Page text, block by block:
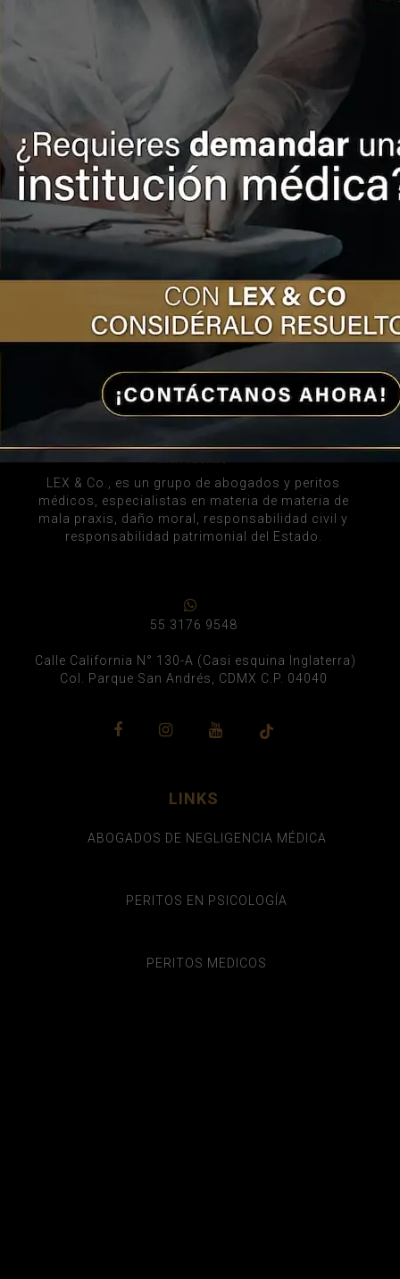
¿Cuál es la indemnización por mal diagnóstico
médico?
7 septiembre, 2023
Negligencia médica en gestación subrogada
5 agosto, 2020
¿A qué edad me puedo jubilar?
11 marzo, 2022
CONTÁCTENOS
OBTENGA MÁS INFORMACIÓN
LEX & Co., es un grupo de abogados y peritos
médicos, especialistas en materia de materia de
mala praxis, daño moral, responsabilidad civil y
responsabilidad patrimonial del Estado.
55 3176 9548
Calle California N° 130-A (Casi esquina Inglaterra)
Col. Parque San Andrés, CDMX C.P. 04040
LINKS
ABOGADOS DE NEGLIGENCIA MÉDICA
PERITOS EN PSICOLOGÍA
PERITOS MEDICOS